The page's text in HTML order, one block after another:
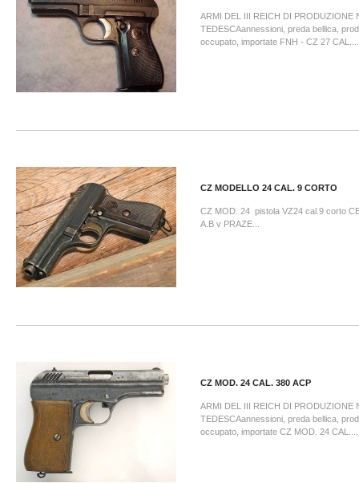
ARMI DEL III REICH DI PRODUZIONE
TEDESCAannessioni, preda bellica,
occupato, importate FNH - CZ 27 CAL....
CZ MODELLO 24 CAL. 9 CORTO
CZ MOD. 24 pistola VZ24 cal.9 corto
A.B v PRAZE...
CZ MOD. 24 CAL. 380 ACP
ARMI DEL III REICH DI PRODUZIONE
TEDESCAannessioni, preda bellica,
occupato, importate CZ MOD. 24 CAL....